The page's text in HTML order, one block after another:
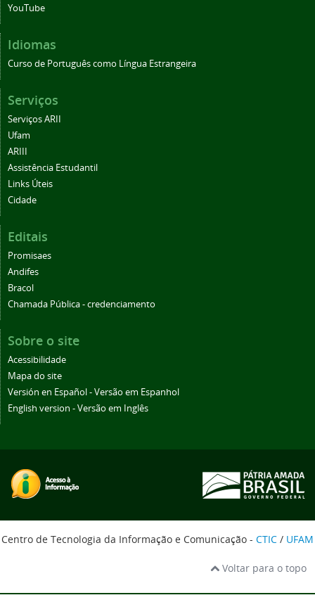
YouTube
Idiomas
Curso de Português como Língua Estrangeira
Serviços
Serviços ARII
Ufam
ARIII
Assistência Estudantil
Links Úteis
Cidade
Editais
Promisaes
Andifes
Bracol
Chamada Pública - credenciamento
Sobre o site
Acessibilidade
Mapa do site
Versión en Español - Versão em Espanhol
English version - Versão em Inglês
Centro de Tecnologia da Informação e Comunicação - CTIC / UFAM
Voltar para o topo